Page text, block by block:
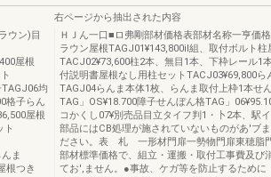
ウン)目
屋根
均
格子らん
屋根
ト
ま
根つき
右ページから抽出された内容
ＨＪん一口■ロ弗剛部材価格表部材名称一亨価
ラウン屋根TAGJ01¥143,800il組、取付ボルト柱
TACJ02¥73,600柱2本、無目1本、下枠レール1
付説明書屋根なし用柱セットTACJ03¥69,800ら
TAGJ04らんま本体1枚、らんま取付上枠1本せ
TAG」OS¥18.700障子せんぼん格TAG」
コかくし07¥別売品目立タイフ判1・卜2本、駅
部品にはCB処理が施されていないものがあ'ブ
ださい。表 札 一形材門扉一勢物門扉東穂脂
部材標準価格で、組立・運搬・取付工事費及び
てお',ません。●事故、ケガ等を防止するために